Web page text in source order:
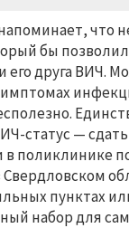
что
бы
его друга ВИЧ.
статус — сдать
поликлинике
Свердловском
пунктах
набор для